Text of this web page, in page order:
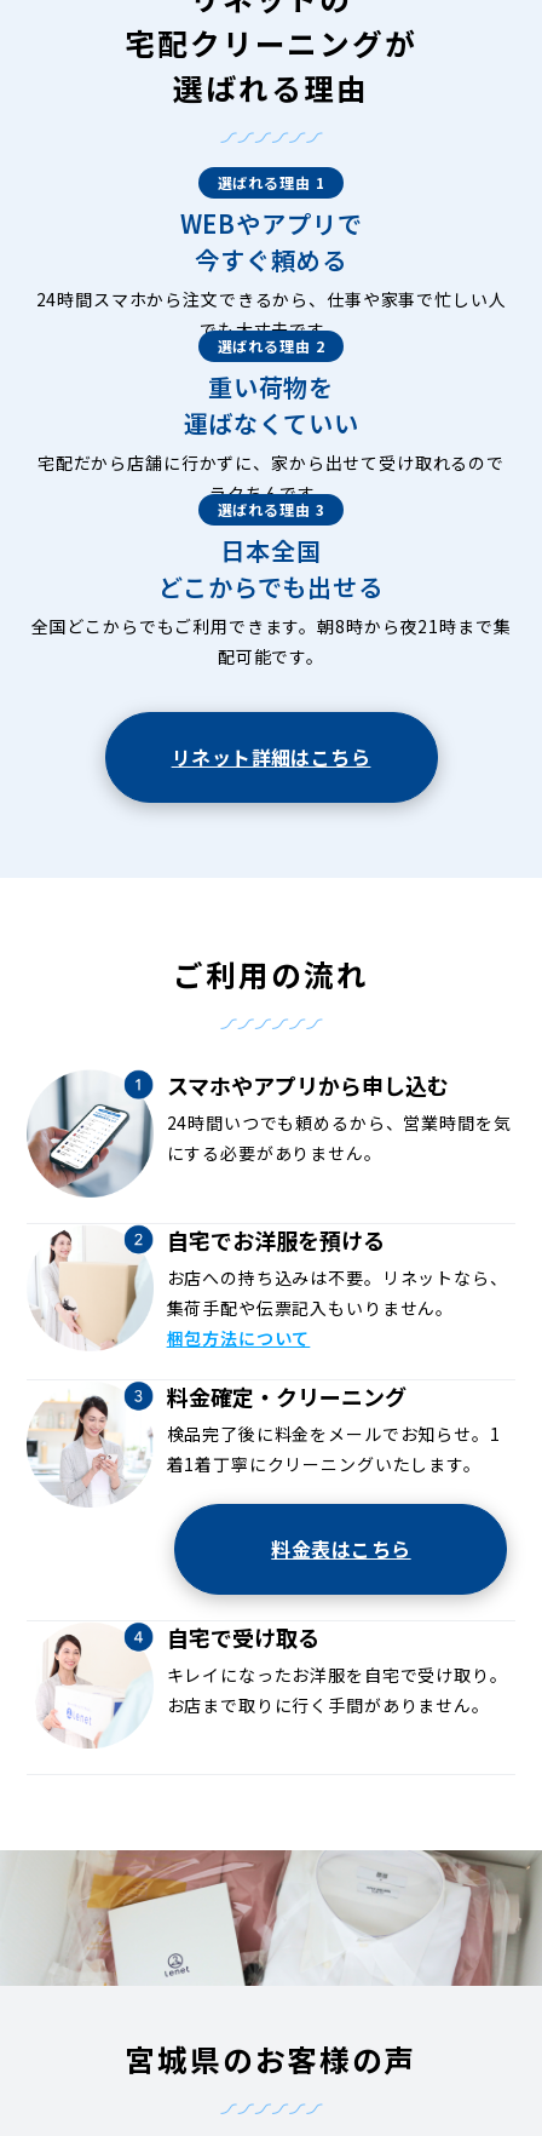
宅配クリーニングが
選ばれる理由
選ばれる理由 1
WEBやアプリで
今すぐ頼める
24時間スマホから注文できるから、仕事や家事で忙しい人
でも大丈夫です。
選ばれる理由 2
重い荷物を
運ばなくていい
宅配だから店舗に行かずに、家から出せて受け取れるので
ラクちんです。
選ばれる理由 3
日本全国
どこからでも出せる
全国どこからでもご利用できます。朝8時から夜21時まで集
配可能です。
リネット詳細はこちら
ご利用の流れ
スマホやアプリから申し込む
24時間いつでも頼めるから、営業時間を気
にする必要がありません。
自宅でお洋服を預ける
お店への持ち込みは不要。リネットなら、
集荷手配や伝票記入もいりません。
梱包方法について
料金確定・クリーニング
検品完了後に料金をメールでお知らせ。1
着1着丁寧にクリーニングいたします。
料金表はこちら
自宅で受け取る
キレイになったお洋服を自宅で受け取り。
お店まで取りに行く手間がありません。
宮城県のお客様の声